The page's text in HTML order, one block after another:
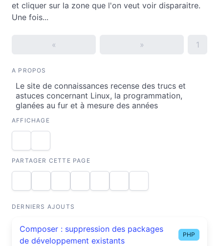
et cliquer sur la zone que l'on veut voir disparaitre.
Une fois...
« » 1
A PROPOS
Le site de connaissances recense des trucs et
astuces concernant Linux, la programmation,
glanées au fur et à mesure des années
AFFICHAGE
PARTAGER CETTE PAGE
DERNIERS AJOUTS
Composer : suppression des packages
de développement existants
PHP